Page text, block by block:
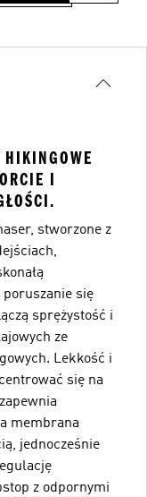
HIKINGOWE
I
stworzone z
się
sprężystość i
ze
Lekkość i
się na
membrana
jednocześnie
z odpornymi